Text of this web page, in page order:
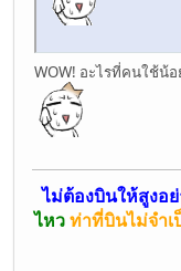
WOW! อะไรที่คนใช้น้
ไม่ต้องบินให้สูงอย่
ไหว ท่าที่บินไม่จำเ